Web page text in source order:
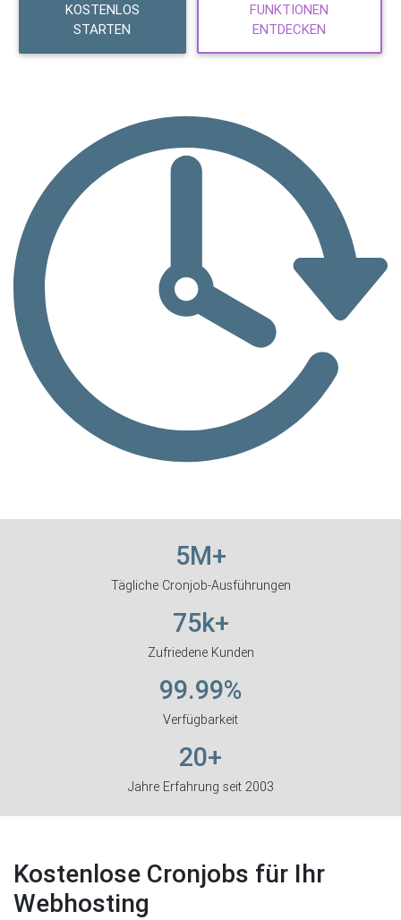
KOSTENLOS
STARTEN
FUNKTIONEN
ENTDECKEN
5M+
Tägliche Cronjob-Ausführungen
75k+
Zufriedene Kunden
99.99%
Verfügbarkeit
20+
Jahre Erfahrung seit 2003
Kostenlose Cronjobs für Ihr
Webhosting